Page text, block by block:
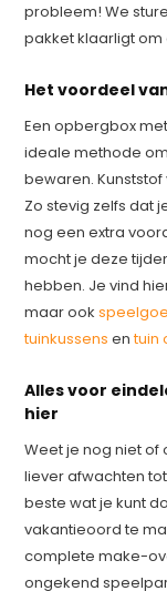
probleem! We
pakket klaarligt
Het voordeel
Een opbergbox
ideale methode
bewaren.
Zo stevig zelfs dat
nog een extra
mocht je deze
hebben. Je vind
maar ook
tuinkussens entuin
Alles voor
hier
Weet je nog niet of
liever afwachten
beste wat je kunt
vakantieoord te
complete make-
ongekend